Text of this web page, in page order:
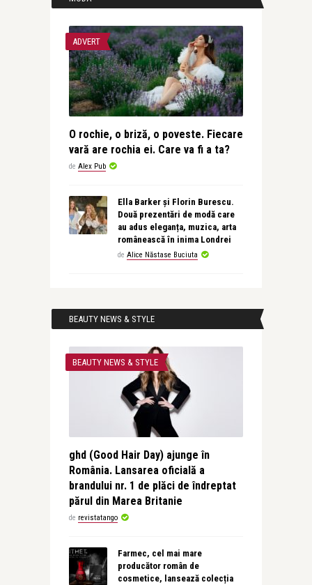
ADVERT
O rochie, o briză, o poveste. Fiecare
vară are rochia ei. Care va fi a ta?
de Alex Pub
Ella Barker și Florin Burescu.
Două prezentări de modă care
au adus eleganța, muzica, arta
românească în inima Londrei
de Alice Năstase Buciuta
BEAUTY NEWS & STYLE
BEAUTY NEWS & STYLE
ghd (Good Hair Day) ajunge în
România. Lansarea oficială a
brandului nr. 1 de plăci de îndreptat
părul din Marea Britanie
de revistatango
Farmec, cel mai mare
producător român de
cosmetice, lansează colecția